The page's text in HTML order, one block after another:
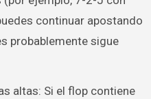
continuar apostando
probablemente sigue
altas: Si el flop contiene